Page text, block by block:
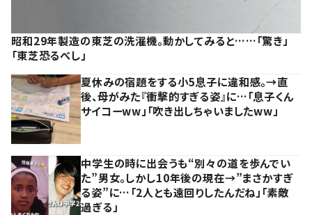
昭和29年製造の東芝の洗濯機。動かしてみると……「驚き」
「東芝恐るべし」
夏休みの宿題をする小5息子に違和感。→直
後、母がみた『衝撃的すぎる姿』に…「息子くん
サイコーww」「吹き出しちゃいましたww」
中学生の時に出会うも“別々の道を歩んでい
た”男女。しかし10年後の現在→”まさかすぎ
る姿”に…「2人とも遠回りしたんだね」「素敵
過ぎる」